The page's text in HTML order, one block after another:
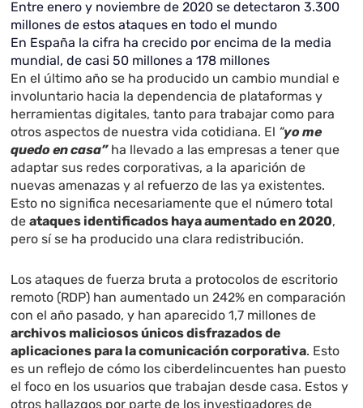
Entre enero y noviembre de 2020 se detectaron 3.300
millones de estos ataques en todo el mundo
En España la cifra ha crecido por encima de la media
mundial, de casi 50 millones a 178 millones
En el último año se ha producido un cambio mundial e
involuntario hacia la dependencia de plataformas y
herramientas digitales, tanto para trabajar como para
otros aspectos de nuestra vida cotidiana. El “yo me
quedo en casa”ha llevado a las empresas a tener que
adaptar sus redes corporativas, a la aparición de
nuevas amenazas y al refuerzo de las ya existentes.
Esto no significa necesariamente que el número total
deataques identificados haya aumentado en 2020,
pero sí se ha producido una clara redistribución.
Los ataques de fuerza bruta a protocolos de escritorio
remoto (RDP) han aumentado un 242% en comparación
con el año pasado, y han aparecido 1,7 millones de
archivos maliciosos únicos disfrazados de
aplicaciones para la comunicación corporativa. Esto
es un reflejo de cómo los ciberdelincuentes han puesto
el foco en los usuarios que trabajan desde casa. Estos y
otros hallazgos por parte de los investigadores de